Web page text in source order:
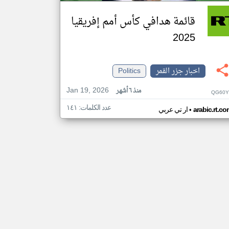
قائمة هدافي كأس أمم إفريقيا
2025
اخبار جزر القمر
Politics
Jan 19, 2026
منذ ٦ أشهر
ار تي عربي• عدد الكلمات: ١٤١